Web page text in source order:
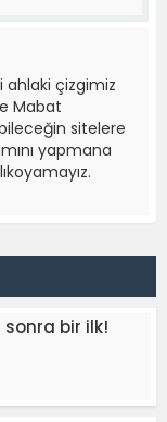
çizgimiz
Mabat
sitelere
yapmana
sonra bir ilk!